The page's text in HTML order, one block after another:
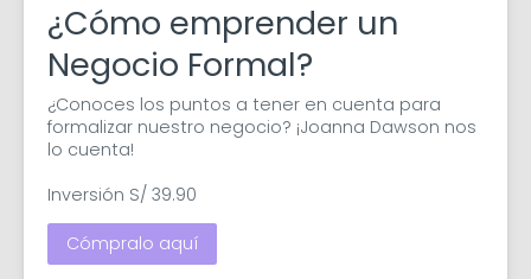
¿Cómo emprender un
Negocio Formal?
¿Conoces los puntos a tener en cuenta para
formalizar nuestro negocio? ¡Joanna Dawson nos
lo cuenta!
Inversión S/ 39.90
Cómpralo aquí